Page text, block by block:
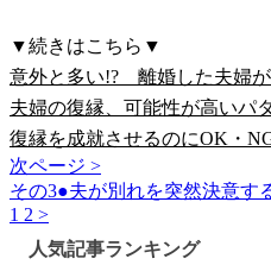
▼続きはこちら▼
意外と多い!? 離婚した夫婦
夫婦の復縁、可能性が高いパ
復縁を成就させるのにOK・
次ページ >
その3●夫が別れを突然決意す
1 2 >
人気記事ランキング